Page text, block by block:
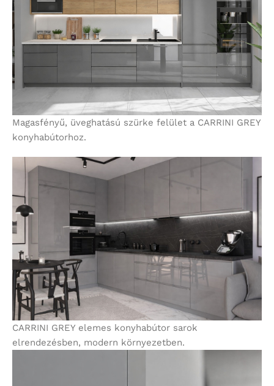
Magasfényű, üveghatású szürke felület a CARRINI GREY
konyhabútorhoz.
CARRINI GREY elemes konyhabútor sarok
elrendezésben, modern környezetben.